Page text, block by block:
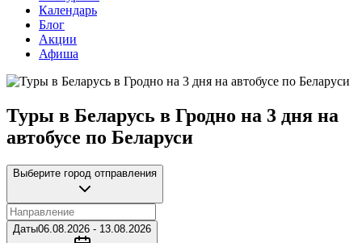
Календарь
Блог
Акции
Афиша
Туры в Беларусь в Гродно на 3 дня на
автобусе по Беларуси
Выберите город отправления
Даты06.08.2026 - 13.08.2026